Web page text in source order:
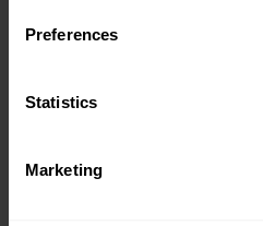
Preferences
Statistics
Marketing